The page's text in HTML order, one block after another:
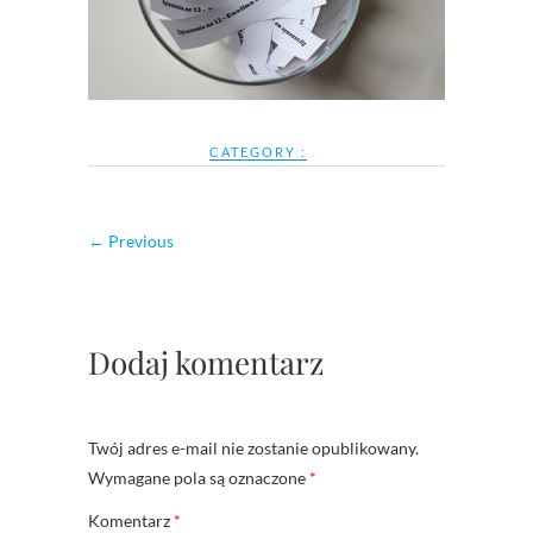
CATEGORY :
← Previous
Dodaj komentarz
Twój adres e-mail nie zostanie opublikowany.
Wymagane pola są oznaczone *
Komentarz *